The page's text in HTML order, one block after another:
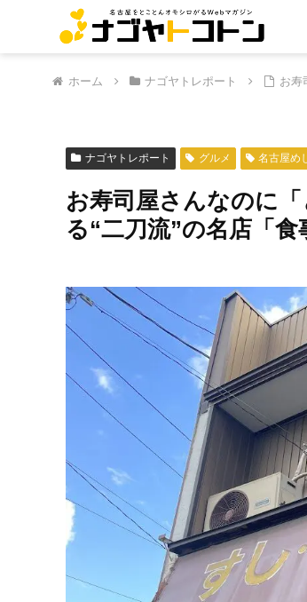
ホーム ナゴヤトレポート お寿
ナゴヤトレポート グルメ 名古屋め
お寿司屋さんなのに
る“二刀流”の名店「